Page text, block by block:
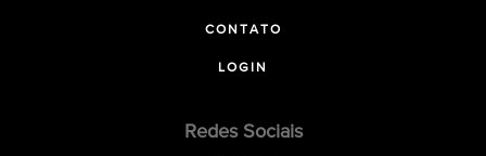
CONTATO
LOGIN
Redes Sociais